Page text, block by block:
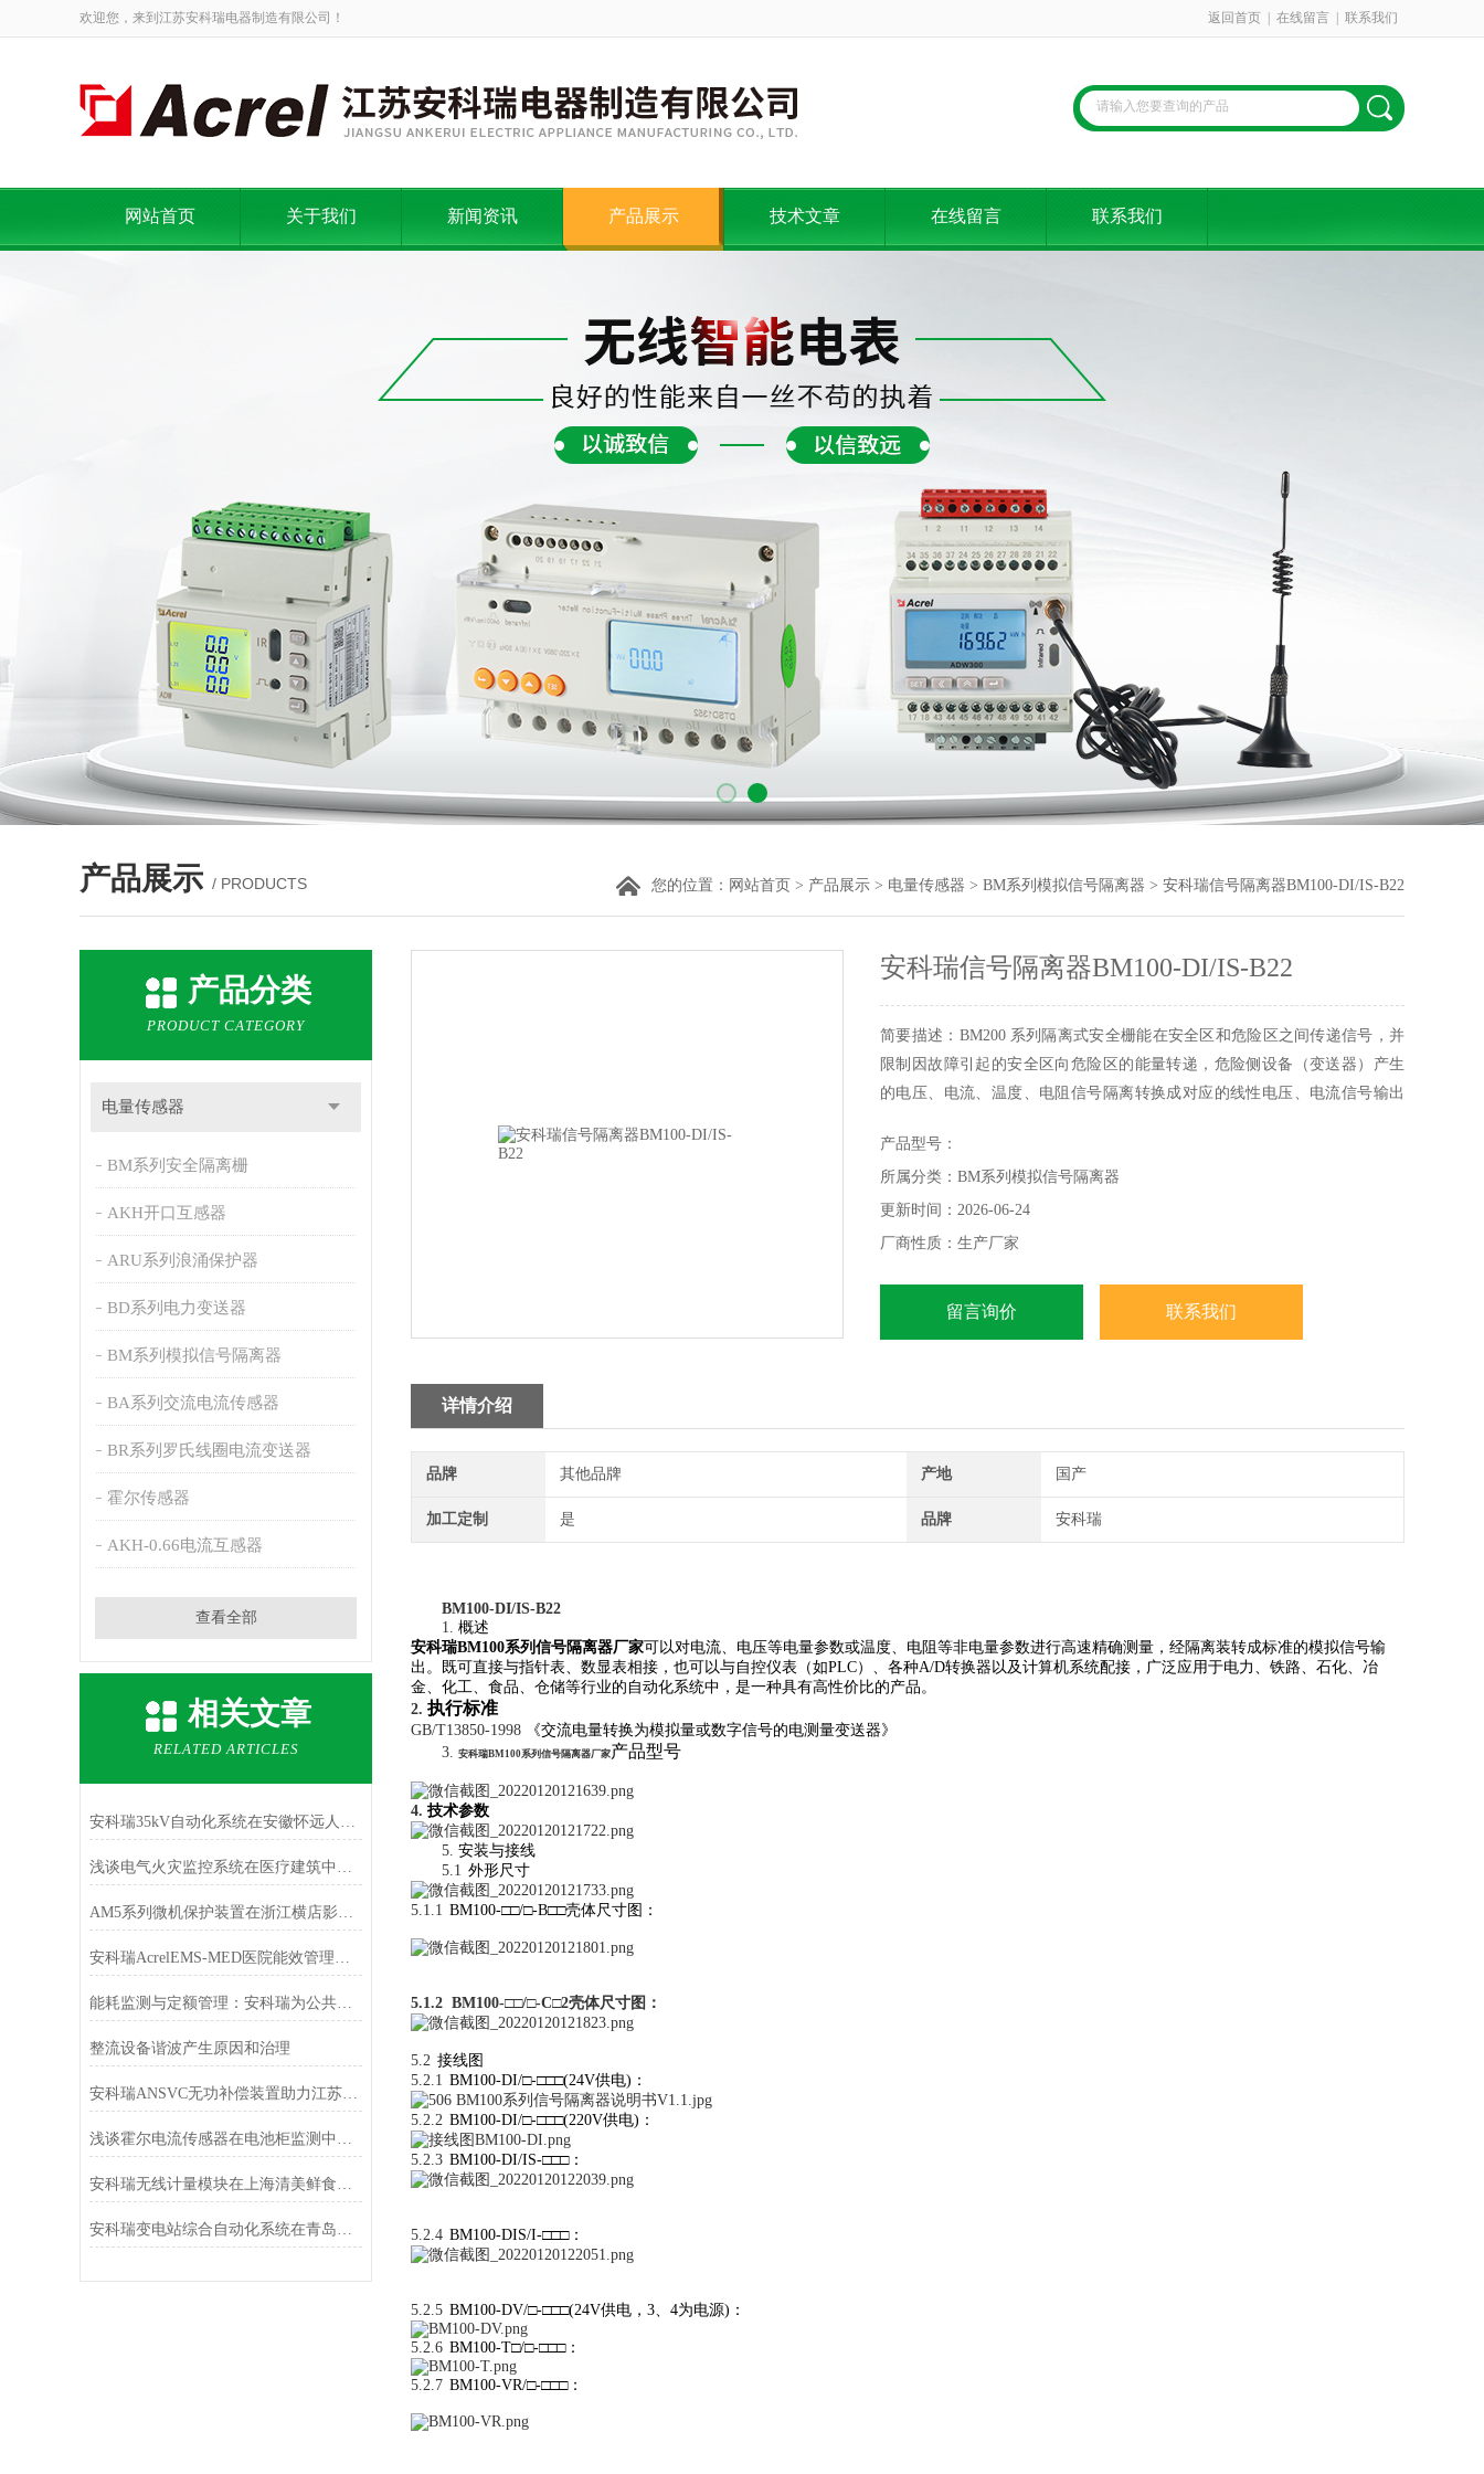
欢迎您，来到江苏安科瑞电器制造有限公司！ 返回首页 在线留言 联系我们
网站首页 关于我们 新闻资讯 产品展示 技术文章 在线留言 联系我们
产品展示 / PRODUCTS 您的位置： 网站首页 > 产品展示 > 电量传感器 > BM系列模拟信号隔离器 > 安科瑞信号隔离器BM100-DI/IS-B22
产品分类
PRODUCT CATEGORY
电量传感器
BM系列安全隔离栅
AKH开口互感器
ARU系列浪涌保护器
BD系列电力变送器
BM系列模拟信号隔离器
BA系列交流电流传感器
BR系列罗氏线圈电流变送器
霍尔传感器
AKH-0.66电流互感器
查看全部
相关文章
RELATED ARTICLES
安科瑞35kV自动化系统在安徽怀远人民医院35kV配电工程的应用
浅谈电气火灾监控系统在医疗建筑中的应用
AM5系列微机保护装置在浙江横店影视产业园 配电工程中的应用
安科瑞AcrelEMS-MED医院能效管理平台行业解决方案
能耗监测与定额管理：安科瑞为公共建筑节能降耗提供完整解决方案
整流设备谐波产生原因和治理
安科瑞ANSVC无功补偿装置助力江苏某环保能源项目
浅谈霍尔电流传感器在电池柜监测中的应用
安科瑞无线计量模块在上海清美鲜食厂区项目中的应用
安科瑞变电站综合自动化系统在青岛海洋科技园应用
安科瑞信号隔离器BM100-DI/IS-B22
简要描述：BM200 系列隔离式安全栅能在安全区和危险区之间传递信号，并
限制因故障引起的安全区向危险区的能量转递，危险侧设备（变送器）产生
的电压、电流、温度、电阻信号隔离转换成对应的线性电压、电流信号输出
BM100-DI/IS-B22
产品型号：
所属分类：BM系列模拟信号隔离器
更新时间：2026-06-24
厂商性质：生产厂家
留言询价 联系我们
详情介绍
品牌 其他品牌 产地 国产
加工定制 是 品牌 安科瑞
BM100-DI/IS-B22
1. 概述
安科瑞BM100系列信号隔离器厂家可以对电流、电压等电量参数或温度、电阻等非电量参数进行高速精确测量，经隔离装转成标准的模拟信号输
出。既可直接与指针表、数显表相接，也可以与自控仪表（如PLC）、各种A/D转换器以及计算机系统配接，广泛应用于电力、铁路、石化、冶
金、化工、食品、仓储等行业的自动化系统中，是一种具有高性价比的产品。
2. 执行标准
GB/T13850-1998
《交流电量转换为模拟量或数字信号的电测量变送器》
3. 安科瑞BM100系列信号隔离器厂家产品型号
4. 技术参数
5. 安装与接线
5.1 外形尺寸
5.1.1 BM100-□□/□-B□□壳体尺寸图：
5.1.2 BM100-□□/□-C□2壳体尺寸图：
5.2 接线图
5.2.1 BM100-DI/□-□□□(24V供电)：
5.2.2 BM100-DI/□-□□□(220V供电)：
5.2.3 BM100-DI/IS-□□□：
5.2.4 BM100-DIS/I-□□□：
5.2.5 BM100-DV/□-□□□(24V供电，3、4为电源)：
5.2.6 BM100-T□/□-□□□：
5.2.7 BM100-VR/□-□□□：